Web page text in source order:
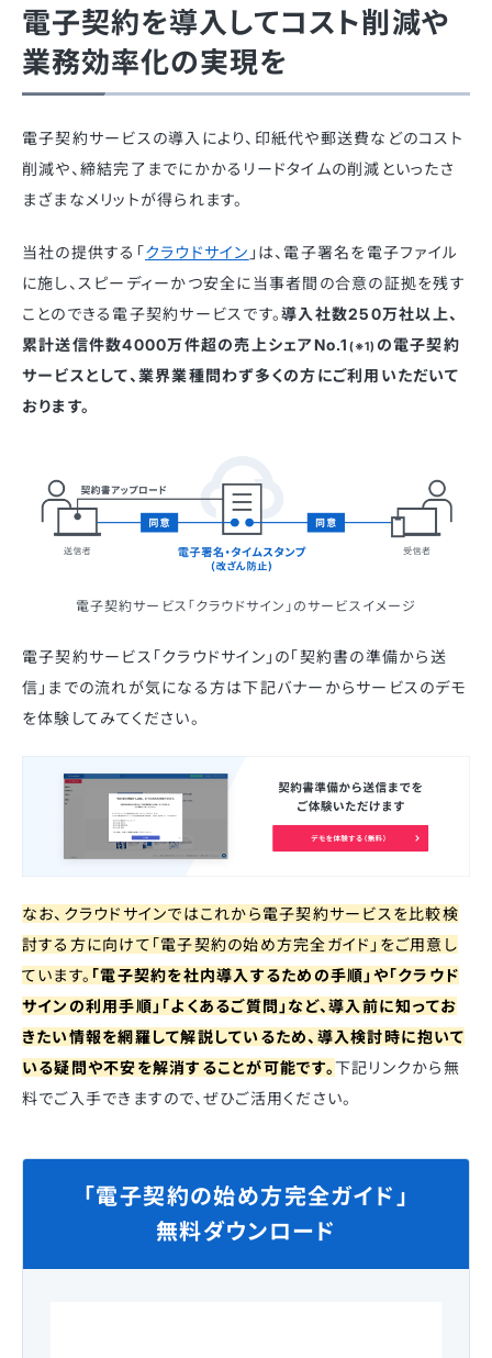
電子契約を導入してコスト削減や
業務効率化の実現を
電子契約サービスの導入により、印紙代や郵送費などのコスト
削減や、締結完了までにかかるリードタイムの削減といったさ
まざまなメリットが得られます。
当社の提供する「クラウドサイン 」は、電子署名を電子ファイル
に施し、スピーディーかつ安全に当事者間の合意の証拠を残す
ことのできる電子契約サービスです。導入社数250万社以上、
累計送信件数4000万件超の売上シェアNo.1 (※1) の電子契約
サービスとして、業界業種問わず多くの方にご利用いただいて
おります。
電子契約サービス「クラウドサイン」のサービスイメージ
電子契約サービス「クラウドサイン」の「契約書の準備から送
信」までの流れが気になる方は下記バナーからサービスのデモ
を体験してみてください。
なお、クラウドサインではこれから電子契約サービスを比較検
討する方に向けて「電子契約の始め方完全ガイド」をご用意し
ています。 「電子契約を社内導入するための手順」や「クラウド
サインの利用手順」「よくあるご質問」など、導入前に知ってお
きたい情報を網羅して解説しているため、導入検討時に抱いて
いる疑問や不安を解消することが可能です。下記リンクから無
料でご入手できますので、ぜひご活用ください。
「電子契約の始め方完全ガイド」
無料ダウンロード